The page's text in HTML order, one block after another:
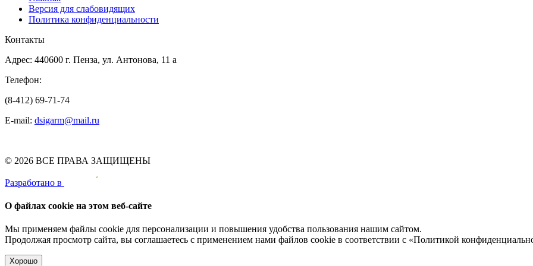
Версия для слабовидящих
Политика конфиденциальности
Контакты
Адрес: 440600 г. Пенза, ул. Антонова, 11 а
Телефон:
(8-412) 69-71-74
E-mail: dsigarm@mail.ru
© 2026 ВСЕ ПРАВА ЗАЩИЩЕНЫ
Pазработано в
О файлах cookie на этом веб-сайте
Мы применяем файлы cookie для персонализации и повышения удобства пользования нашим сайтом.
Продолжая просмотр сайта, вы соглашаетесь с применением нами файлов cookie в соответствии с «Политикой
Хорошо